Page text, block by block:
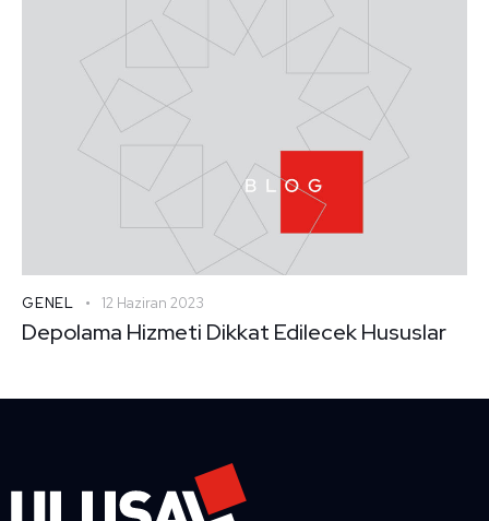
GENEL 12 Haziran 2023
Depolama Hizmeti Dikkat Edilecek Hususlar